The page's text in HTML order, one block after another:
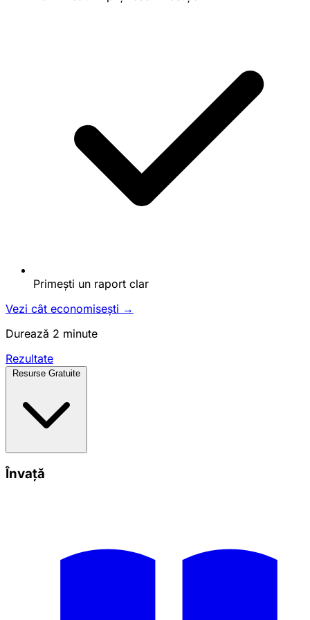
Primești un raport clar
Vezi cât economisești →
Durează 2 minute
Rezultate
Resurse Gratuite
Învață